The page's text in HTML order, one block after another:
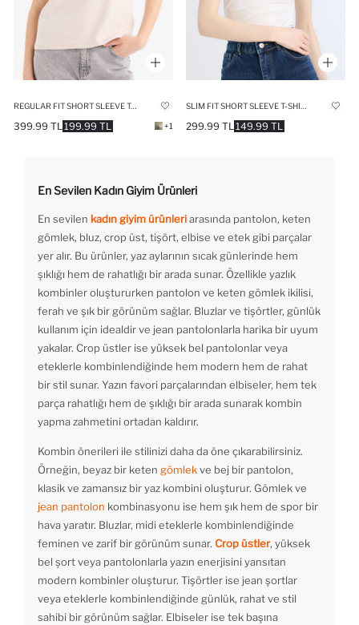
REGULAR FIT SHORT SLEEVE T-SHIRT
199.99 TL
399.99 TL +1 149.99 TL
299.99 TL
En Sevilen Kadın Giyim Ürünleri
En sevilen kadın giyim ürünleriarasında pantolon, keten
gömlek, bluz, crop üst, tişört, elbise ve etek gibi parçalar
yer alır. Bu ürünler, yaz aylarının sıcak günlerinde hem
şıklığı hem de rahatlığı bir arada sunar. Özellikle yazlık
kombinler oluştururken pantolon ve keten gömlek ikilisi,
ferah ve şık bir görünüm sağlar. Bluzlar ve tişörtler, günlük
kullanım için idealdir ve jean pantolonlarla harika bir uyum
yakalar. Crop üstler ise yüksek bel pantolonlar veya
eteklerle kombinlendiğinde hem modern hem de rahat
bir stil sunar. Yazın favori parçalarından elbiseler, hem tek
parça rahatlığı hem de şıklığı bir arada sunarak kombin
yapma zahmetini ortadan kaldırır.
Kombin önerileri ile stilinizi daha da öne çıkarabilirsiniz.
Örneğin, beyaz bir keten gömlekve bej bir pantolon,
klasik ve zamansız bir yaz kombini oluşturur. Gömlek ve
jean pantolon kombinasyonu ise hem şık hem de spor bir
hava yaratır. Bluzlar, midi eteklerle kombinlendiğinde
feminen ve zarif bir görünüm sunar. Crop üstler, yüksek
bel şort veya pantolonlarla yazın enerjisini yansıtan
modern kombinler oluşturur. Tişörtler ise jean şortlar
veya eteklerle kombinlendiğinde günlük, rahat ve stil
sahibi bir görünüm sağlar. Elbiseler ise tek başına